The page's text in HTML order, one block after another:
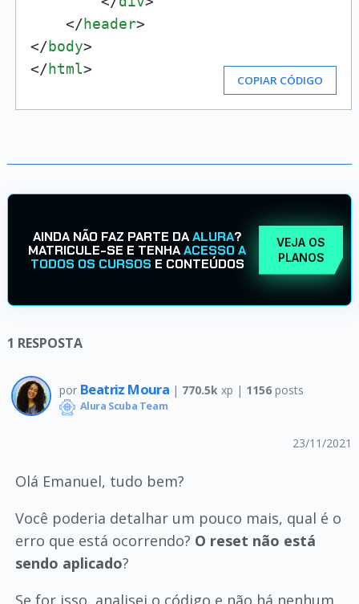
</header>
</body>
</html>
COPIAR CÓDIGO
AINDA NÃO FAZ PARTE DAALURA?
MATRICULE-SE E TENHAACESSO A
TODOS OS CURSOS E CONTEÚDOS
VEJA OS
PLANOS
1 RESPOSTA
por Beatriz Moura | 770.5k xp | 1156posts
Alura Scuba Team
23/11/2021
Olá Emanuel, tudo bem?
Você poderia detalhar um pouco mais, qual é o
erro que está ocorrendo? O reset não está
sendo aplicado?
Se for isso, analisei o código e não há nenhum